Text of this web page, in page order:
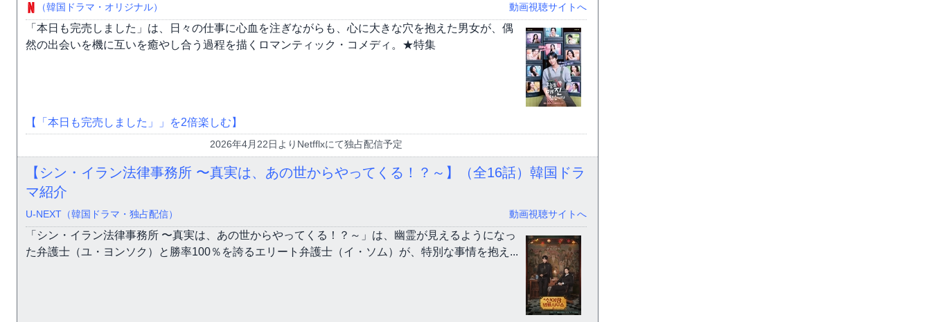
（韓国ドラマ・オリジナル） 動画視聴サイトへ
「本日も完売しました」は、日々の仕事に心血を注ぎながらも、心に大きな穴を抱えた男女が、偶
然の出会いを機に互いを癒やし合う過程を描くロマンティック・コメディ。★特集
【「本日も完売しました」」を2倍楽しむ】
2026年4月22日よりNetfflxにて独占配信予定
【シン・イラン法律事務所 〜真実は、あの世からやってくる！？～】（全16話）韓国ドラ
マ紹介
U-NEXT（韓国ドラマ・独占配信） 動画視聴サイトへ
「シン・イラン法律事務所 〜真実は、あの世からやってくる！？～」は、幽霊が見えるようになっ
た弁護士（ユ・ヨンソク）と勝率100％を誇るエリート弁護士（イ・ソム）が、特別な事情を抱え...